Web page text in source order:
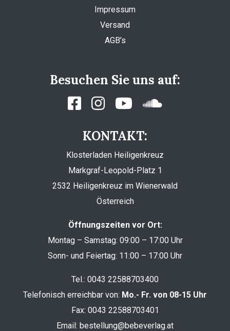
Impressum
Versand
AGB’s
Besuchen Sie uns auf:
KONTAKT:
Klosterladen Heiligenkreuz
Markgraf-Leopold-Platz 1
2532 Heiligenkreuz im Wienerwald
Österreich
Öffnungszeiten vor Ort:
Montag – Samstag: 09:00 – 17:00 Uhr
Sonn- und Feiertag: 11:00 – 17:00 Uhr
Tel.: 0043 22588703400
Telefonisch erreichbar von: Mo.- Fr. von 08-15 Uhr
Fax: 0043 22588703401
Email: bestellung@bebeverlag.at